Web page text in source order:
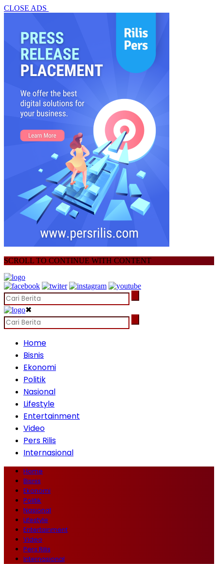
CLOSE ADS
SCROLL TO CONTINUE WITH CONTENT
✖
Home
Bisnis
Ekonomi
Politik
Nasional
Lifestyle
Entertainment
Video
Pers Rilis
Internasional
Home
Bisnis
Ekonomi
Politik
Nasional
Lifestyle
Entertainment
Video
Pers Rilis
Internasional